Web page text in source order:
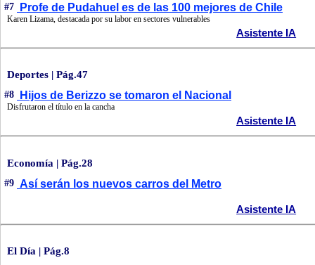
#7 Profe de Pudahuel es de las 100 mejores de Chile
Karen Lizama, destacada por su labor en sectores vulnerables
Asistente IA
Deportes | Pág.47
#8 Hijos de Berizzo se tomaron el Nacional
Disfrutaron el título en la cancha
Asistente IA
Economía | Pág.28
#9 Así serán los nuevos carros del Metro
Asistente IA
El Día | Pág.8